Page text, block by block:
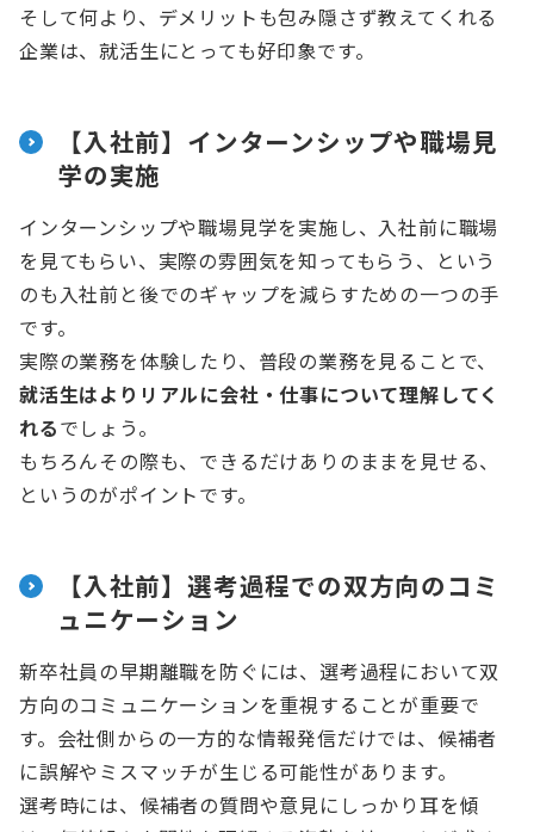
そして何より、デメリットも包み隠さず教えてくれる
企業は、就活生にとっても好印象です。
【入社前】インターンシップや職場見
学の実施
インターンシップや職場見学を実施し、入社前に職場
を見てもらい、実際の雰囲気を知ってもらう、という
のも入社前と後でのギャップを減らすための一つの手
です。
実際の業務を体験したり、普段の業務を見ることで、
就活生はよりリアルに会社・仕事について理解してく
れるでしょう。
もちろんその際も、できるだけありのままを見せる、
というのがポイントです。
【入社前】選考過程での双方向のコミ
ュニケーション
新卒社員の早期離職を防ぐには、選考過程において双
方向のコミュニケーションを重視することが重要で
す。会社側からの一方的な情報発信だけでは、候補者
に誤解やミスマッチが生じる可能性があります。
選考時には、候補者の質問や意見にしっかり耳を傾